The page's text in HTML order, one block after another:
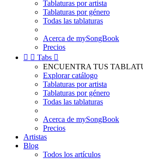
Tablaturas por artista
Tablaturas por género
Todas las tablaturas
Acerca de mySongBook
Precios
  Tabs 
ENCUENTRA TUS
Explorar catálogo
Tablaturas por artista
Tablaturas por género
Todas las tablaturas
Acerca de mySongBook
Precios
Artistas
Blog
Todos los artículos